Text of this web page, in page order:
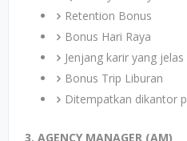
Retention Bonus
Bonus Hari Raya
Jenjang karir yang jelas
Bonus Trip Liburan
Ditempatkan dikantor
3. AGENCY MANAGER (AM)